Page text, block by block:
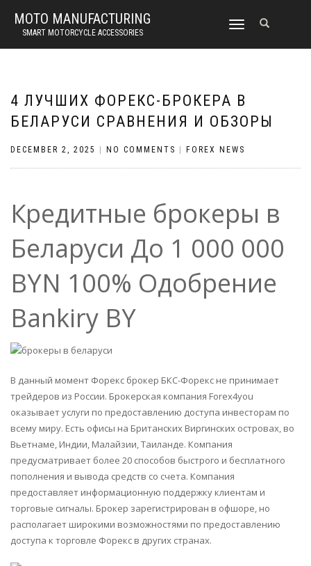
MOTO MANUFACTURING
SMART MOTORCYCLE ACCESSORIES
TOGGLE
4 ЛУЧШИХ ФОРЕКС-БРОКЕРА В
БЕЛАРУСИ СРАВНЕНИЯ И ОБЗОРЫ
DECEMBER 2, 2025 NO COMMENTS FOREX NEWS
Кредитные брокеры в
Беларуси До 1 000 000
BYN 100% Одобрение
Bankiry BY
В данный момент Форекс брокер БКС-Форекс не принимает
трейдеров из России. Брокерская компания Forex4you
оказывает услуги по предоставлению доступа инвесторам по
всему миру. Есть офисы на Британских Виргинских островах, во
Вьетнаме, Индии, Малайзии, Таиланде. Компания
предусматривает более 20 способов быстрого и бесплатного
пополнения и вывода средств со счета. Компания
предоставляет информационную поддержку клиентам и
торговые сигналы. Брокер зарегистрирован в офшоре, но
располагает широкими возможностями по предоставлению
доступа к торговле Форекс в других странах.